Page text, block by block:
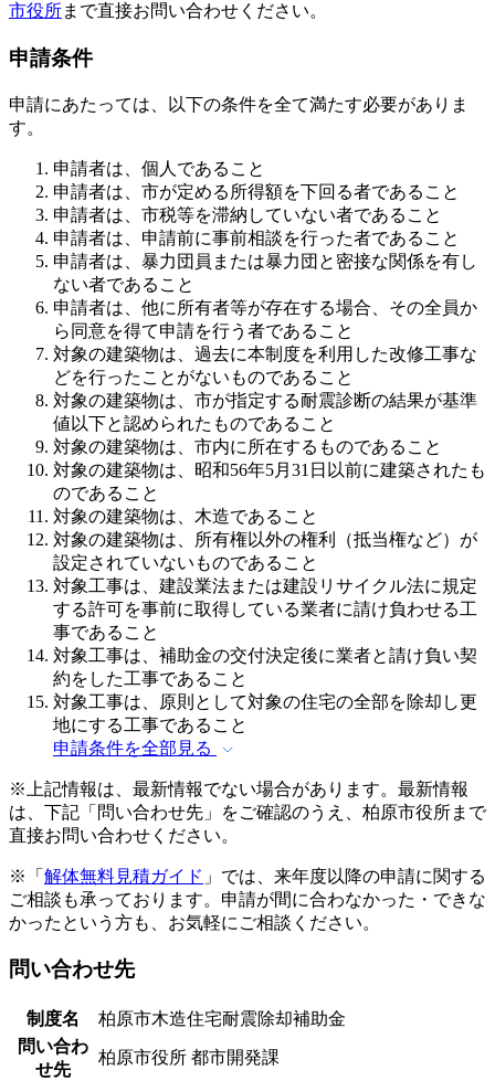
市役所まで直接お問い合わせください。
申請条件
申請にあたっては、以下の条件を全て満たす必要がありま
す。
申請者は、個人であること
申請者は、市が定める所得額を下回る者であること
申請者は、市税等を滞納していない者であること
申請者は、申請前に事前相談を行った者であること
申請者は、暴力団員または暴力団と密接な関係を有し
ない者であること
申請者は、他に所有者等が存在する場合、その全員か
ら同意を得て申請を行う者であること
対象の建築物は、過去に本制度を利用した改修工事な
どを行ったことがないものであること
対象の建築物は、市が指定する耐震診断の結果が基準
値以下と認められたものであること
対象の建築物は、市内に所在するものであること
対象の建築物は、昭和56年5月31日以前に建築されたも
のであること
対象の建築物は、木造であること
対象の建築物は、所有権以外の権利（抵当権など）が
設定されていないものであること
対象工事は、建設業法または建設リサイクル法に規定
する許可を事前に取得している業者に請け負わせる工
事であること
対象工事は、補助金の交付決定後に業者と請け負い契
約をした工事であること
対象工事は、原則として対象の住宅の全部を除却し更
地にする工事であること
申請条件を全部見る
※上記情報は、最新情報でない場合があります。最新情報
は、下記「問い合わせ先」をご確認のうえ、柏原市役所まで
直接お問い合わせください。
※「 解体無料見積ガイド 」では、来年度以降の申請に関する
ご相談も承っております。申請が間に合わなかった・できな
かったという方も、お気軽にご相談ください。
問い合わせ先
制度名
柏原市木造住宅耐震除却補助金
問い合わ
せ先
柏原市役所 都市開発課